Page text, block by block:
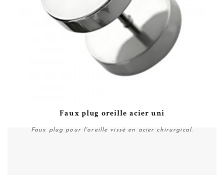
Faux plug oreille acier uni
Faux plug pour l'oreille vissé en acier chirurgical.